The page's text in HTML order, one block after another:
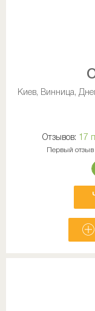
Киев, Винница,
Отзывов: 17
Первый